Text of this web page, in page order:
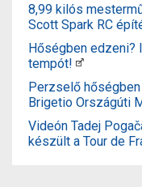
8,99 kilós
Scott Spark RC
Hőségben edzeni?
tempót!
Perzselő
Brigetio Országúti
Videón Tadej
készült a Tour de